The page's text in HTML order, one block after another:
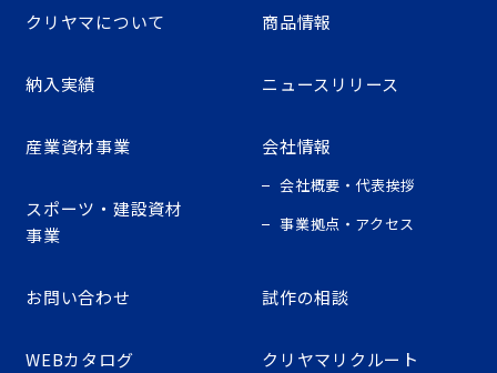
クリヤマについて 商品情報
納入実績 ニュースリリース
産業資材事業
スポーツ・建設資材
事業
会社情報
会社概要・代表挨拶
事業拠点・アクセス
お問い合わせ 試作の相談
WEBカタログ クリヤマリクルート